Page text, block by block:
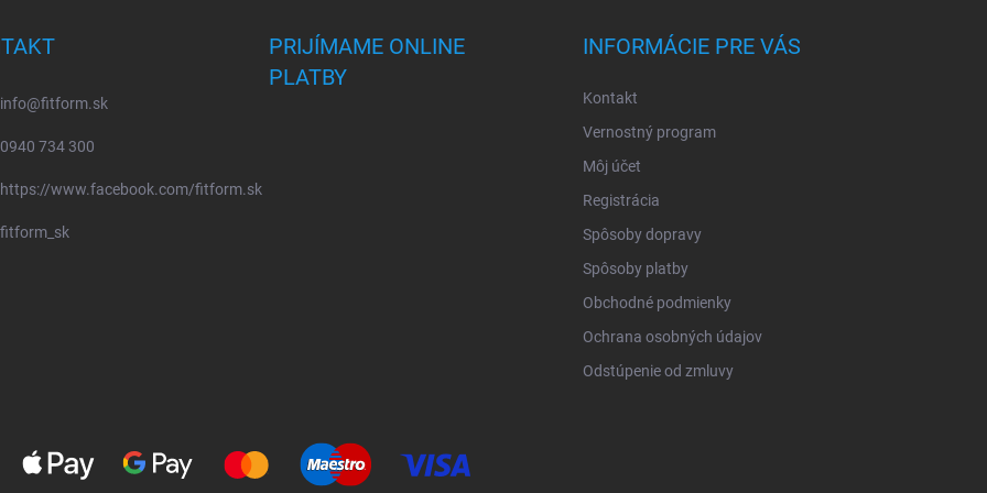
info@fitform.sk
0940 734 300
https://www.facebook.com/fitform.sk
fitform_sk
PRIJÍMAME ONLINE
PLATBY
INFORMÁCIE PRE VÁS
Kontakt
Vernostný program
Môj účet
Registrácia
Spôsoby dopravy
Spôsoby platby
Obchodné podmienky
Ochrana osobných údajov
Odstúpenie od zmluvy